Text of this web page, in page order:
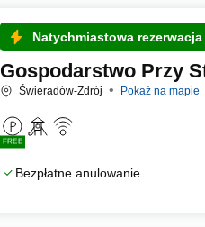
Natychmiastowa rezerwacja
Gospodarstwo Przy
Świeradów-Zdrój Pokaż na mapie
FREE
Bezpłatne anulowanie